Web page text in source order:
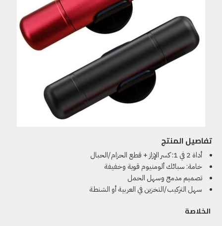
تفاصيل المنتج
أداة 2 في 1: كسر الإزاز + قطع الحزام/الحبال
خامة: سبائك ألومنيوم قوية وخفيفة
تصميم مدمج وسهل الحمل
سهل التركيب/التخزين في العربية أو الشنطة
الخلاصة